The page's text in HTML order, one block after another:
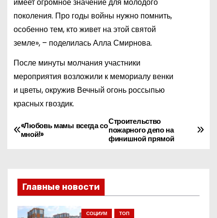
поколения. Про годы войны нужно помнить,
особенно тем, кто живет на этой святой
земле», – поделилась Алла Смирнова.
После минуты молчания участники
мероприятия возложили к мемориалу венки
и цветы, окружив Вечный огонь россыпью
красных гвоздик.
Н
г
Строительство
пожарного депо на
финишной прямой
«Любовь мамы всегда со
мной!»
Главные новости
СОЦИУМ ТОП